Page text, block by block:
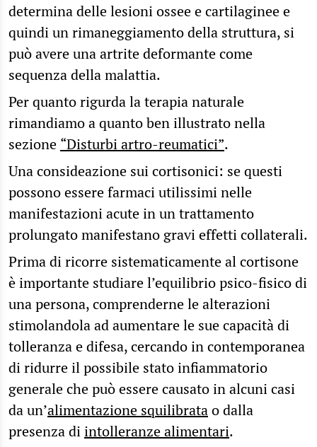
determina delle lesioni ossee e cartilaginee e
quindi un rimaneggiamento della struttura, si
può avere una artrite deformante come
sequenza della malattia.
Per quanto rigurda la terapia naturale
rimandiamo a quanto ben illustrato nella
sezione “Disturbi artro-reumatici”.
Una consideazione sui cortisonici: se questi
possono essere farmaci utilissimi nelle
manifestazioni acute in un trattamento
prolungato manifestano gravi effetti collaterali.
Prima di ricorre sistematicamente al cortisone
è importante studiare l’equilibrio psico-fisico di
una persona, comprenderne le alterazioni
stimolandola ad aumentare le sue capacità di
tolleranza e difesa, cercando in contemporanea
di ridurre il possibile stato infiammatorio
generale che può essere causato in alcuni casi
da un’alimentazione squilibratao dalla
presenza diintolleranze alimentari.